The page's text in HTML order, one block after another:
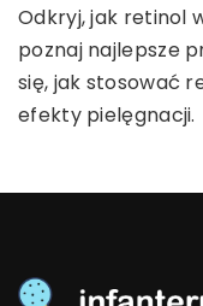
Odkryj, jak
swojej pracy
zwracać uwagę i
aby otrzymać
Odkryj, jak retinol
poznaj najlepsze
się, jak stosować
efekty pielęgnacji.
inne natomiast od
z mdłościami.
kolorowy. Jeśli
sprawdź, jak